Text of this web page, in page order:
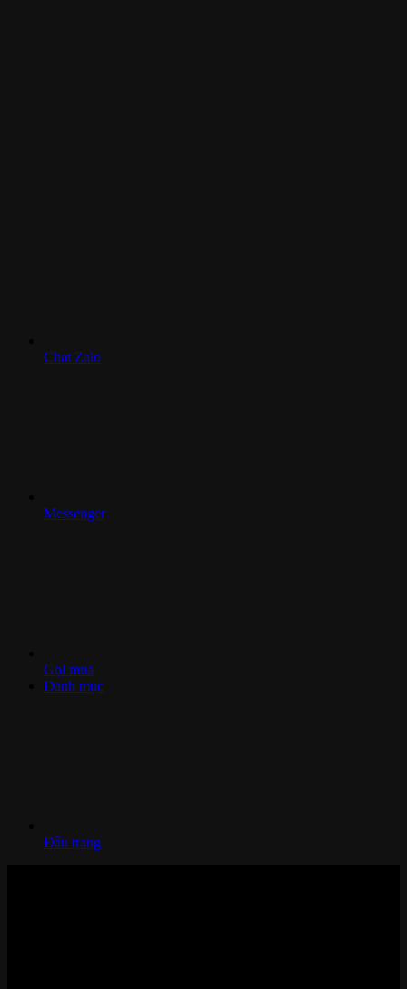
Chat Zalo
Messenger
Gọi mua
Danh mục
Đầu trang